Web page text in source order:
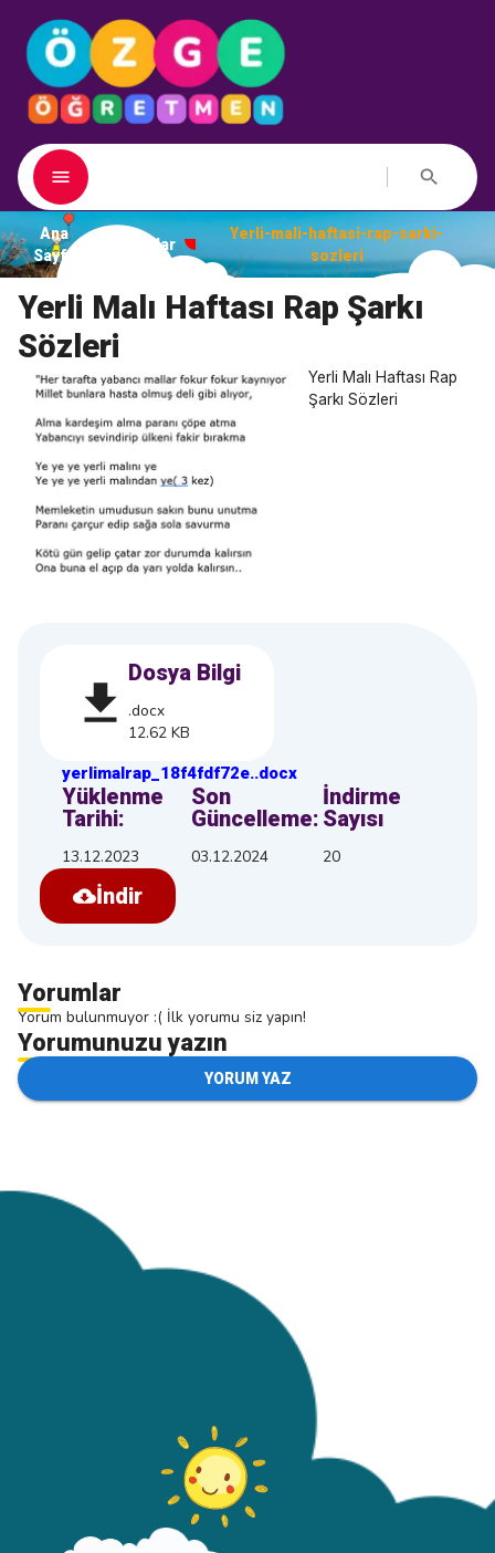
Ana
Sayfa
Dosyalar
Yerli-mali-haftasi-rap-sarki-
sozleri
Yerli Malı Haftası Rap Şarkı
Sözleri
Yerli Malı Haftası Rap
Şarkı Sözleri
Dosya Bilgi
.docx
12.62 KB
yerlimalrap_18f4fdf72e..docx
Yüklenme
Tarihi:
13.12.2023
Son
Güncelleme:
03.12.2024
İndirme
Sayısı
20
İndir
Yorumlar
Yorum bulunmuyor :( İlk yorumu siz yapın!
Yorumunuzu yazın
YORUM YAZ